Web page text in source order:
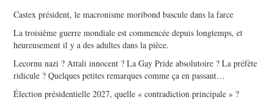
Castex président, le macronisme moribond bascule dans la farce
La troisième guerre mondiale est commencée depuis longtemps, et
heureusement il y a des adultes dans la pièce.
Lecornu nazi ? Attali innocent ? La Gay Pride absolutoire ? La préfète
ridicule ? Quelques petites remarques comme ça en passant…
Élection présidentielle 2027, quelle « contradiction principale » ?